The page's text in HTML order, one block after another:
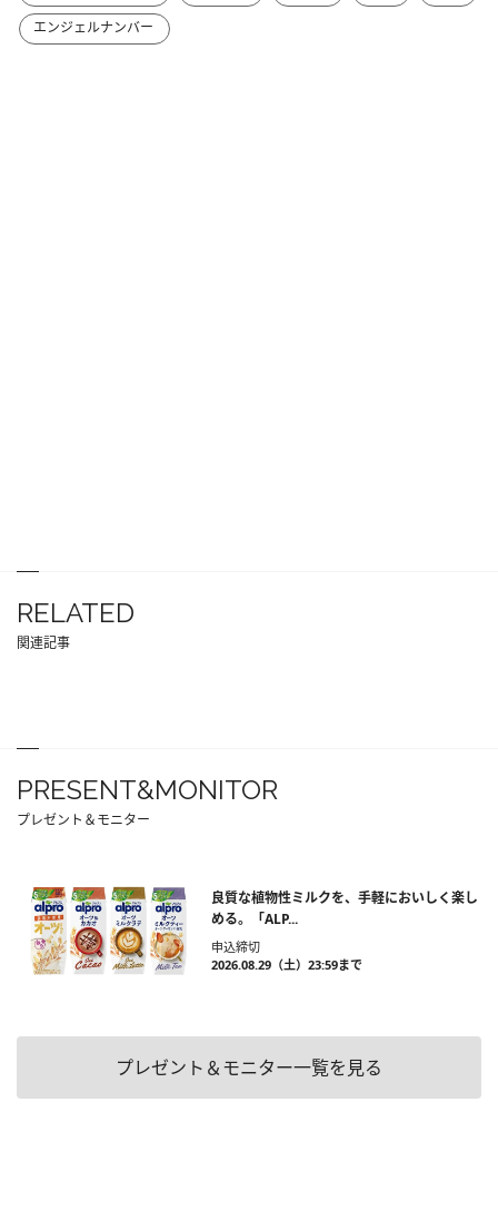
エンジェルナンバー
RELATED
関連記事
PRESENT&MONITOR
プレゼント＆モニター
良質な植物性ミルクを、手軽においしく楽し
める。「ALP...
申込締切
2026.08.29（土）23:59まで
プレゼント＆モニター一覧を見る